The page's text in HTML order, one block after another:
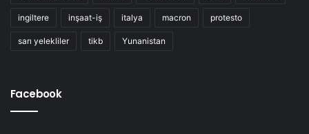
ingiltere inşaat-iş italya macron protesto
sarı yelekliler tikb Yunanistan
Facebook